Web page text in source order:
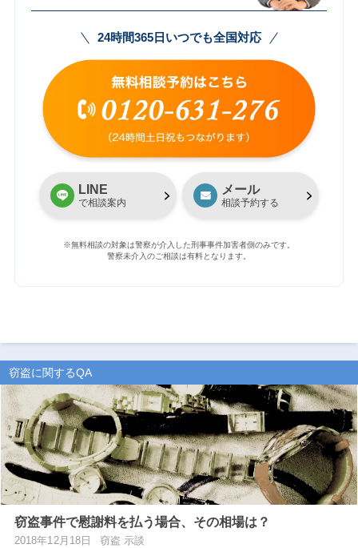
24時間365日いつでも全国対応
LINE
で相談案内
メール
相談予約する
※無料相談の対象は警察が介入した刑事事件加害者側のみです。
警察未介入のご相談は有料となります。
窃盗に関するQA
窃盗事件で慰謝料を払う場合、その相場は？
2018年12月18日 窃盗 示談